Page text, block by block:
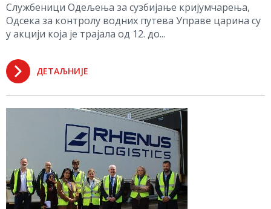
Службеници Одељења за сузбијање кријумчарења,
Одсека за контролу водних путева Управе царина су
у акцији која је трајала од 12. до...
ДЕТАЉНИЈЕ